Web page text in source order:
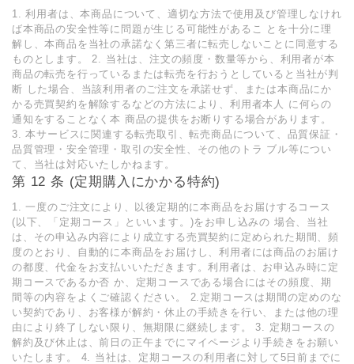
1. 利用者は、本商品について、適切な方法で使用及び管理しなけれ
ば本商品の安全性等に問題が生じる可能性があるこ とを十分に理
解し、本商品を当社の承諾なく第三者に転売しないことに同意する
ものとします。 2. 当社は、注文の頻度・数量等から、利用者が本
商品の転売を行っているまたは転売を行おうとしていると当社が判
断 した場合、当該利用者のご注文を承諾せず、または本商品にか
かる売買契約を解除するなどの方法により、利用者本人 に何らの
通知をすることなく本 商品の提供をお断りする場合があります。
3. 本サービスに関連する転売取引、転売商品について、品質保証・
品質管理・安全管理・取引の安全性、その他のトラ ブル等につい
て、当社は対応いたしかねます。
第 12 条 (定期購入にかかる特約)
1. 一度のご注文により、以後定期的に本商品をお届けするコース
(以下、「定期コース」といいます。)をお申し込みの 場合、当社
は、その申込み内容により成立する売買契約に定められた期間、頻
度のとおり、自動的に本商品をお届けし、利用者には商品のお届け
の都度、代金をお支払いいただきます。利用者は、お申込み時に定
期コースであるか否 か、定期コースである場合にはその頻度、期
間等の内容をよくご確認ください。 2.定期コースは期間の定めのな
い契約であり、お客様が解約・休止の手続きを行い、または他の理
由により終了しない限り、無期限に継続します。 3. 定期コースの
解約及び休止は、前日の正午までにマイページより手続きをお願い
いたします。 4. 当社は、定期コースの利用者に対して5日前までに